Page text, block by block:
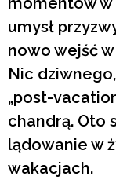
umysł
nowo wejść
Nic
„post-
chandrą. Oto
lądowanie w
wakacjach.